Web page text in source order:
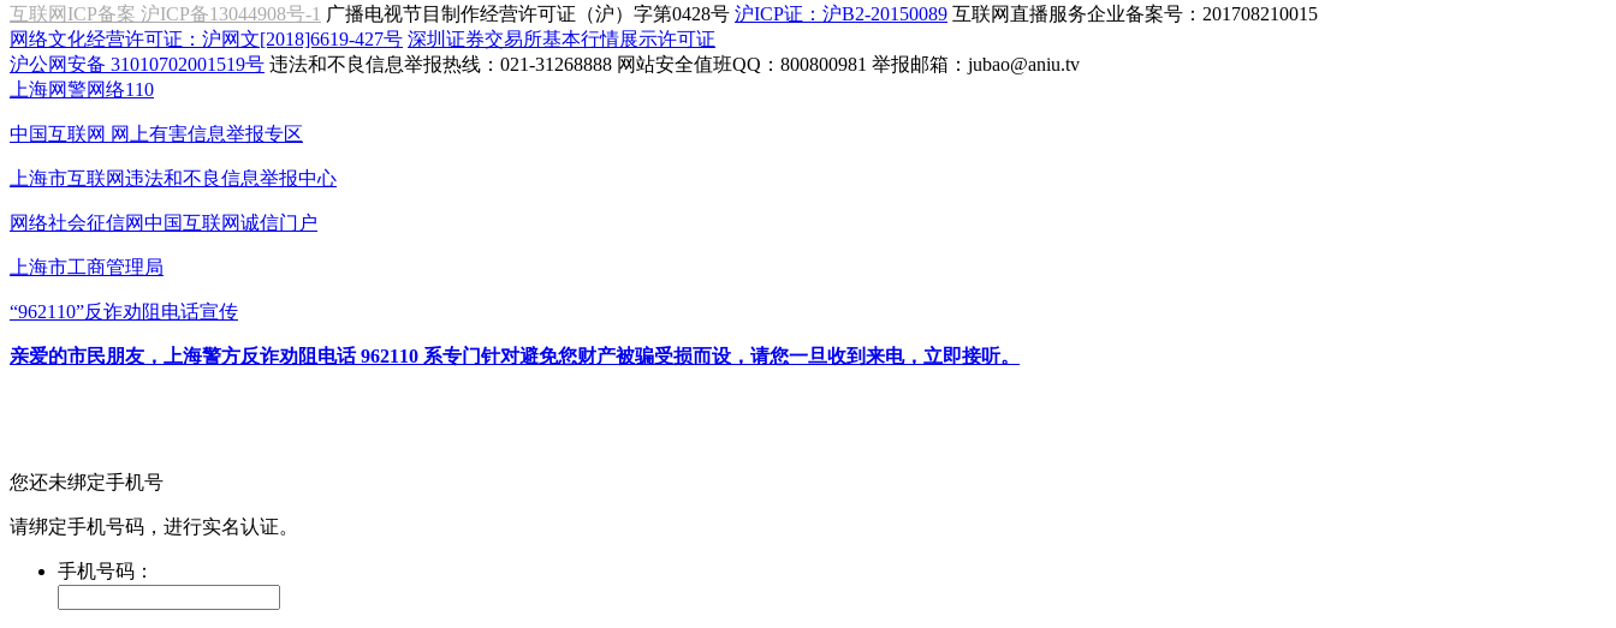
互联网ICP备案 沪ICP备13044908号-1 广播电视节目制作经营许可证（沪）字第0428号 沪ICP证：沪B2-20150089 互联网直播服务企业备案号：201708210015
网络文化经营许可证：沪网文[2018]6619-427号 深圳证券交易所基本行情展示许可证
沪公网安备 31010702001519号 违法和不良信息举报热线：021-31268888 网站安全值班QQ：800800981 举报邮箱： jubao@aniu.tv
上海网警网络110
中国互联网 网上有害信息举报专区
上海市互联网违法和不良信息举报中心
网络社会征信网中国互联网诚信门户
上海市工商管理局
“962110”反诈劝阻电话宣传
亲爱的市民朋友，上海警方反诈劝阻电话 962110 系专门针对避免您财产被骗受损而设，请您一旦收到来电，立即接听。
您还未绑定手机号
请绑定手机号码，进行实名认证。
手机号码：